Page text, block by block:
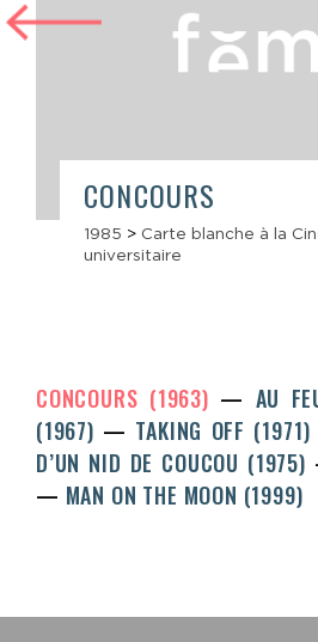
CONCOURS
1985 > Carte blanche à la
universitaire
CONCOURS (1963)
AU
(1967)
TAKING OFF (1971)
D’UN NID DE COUCOU (1975)
MAN ON THE MOON (1999)